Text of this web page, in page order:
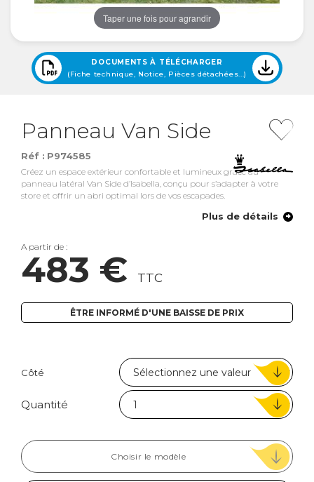
Taper une fois pour agrandir
DOCUMENTS À TÉLÉCHARGER
(Fiche technique, Notice, Pièces détachées...)
Panneau Van Side
Réf : P974585
Créez un espace extérieur confortable et lumineux grâce au
panneau latéral Van Side d’Isabella, conçu pour s’adapter à votre
store et offrir un abri optimal lors de vos escapades.
Plus de détails
A partir de :
483 € TTC
ÊTRE INFORMÉ D'UNE BAISSE DE PRIX
Côté
Quantité
Choisir le modèle